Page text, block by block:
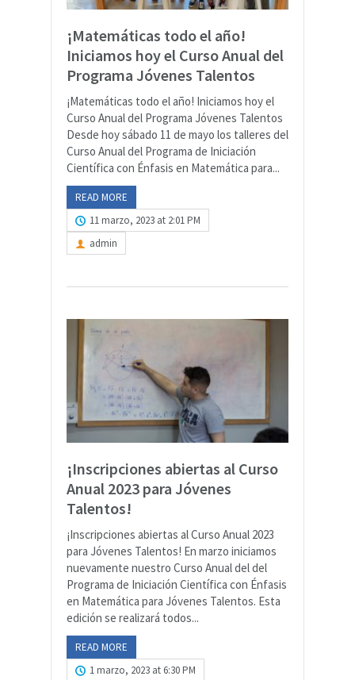
¡Matemáticas todo el año!
Iniciamos hoy el Curso Anual del
Programa Jóvenes Talentos
¡Matemáticas todo el año! Iniciamos hoy el
Curso Anual del Programa Jóvenes Talentos
Desde hoy sábado 11 de mayo los talleres del
Curso Anual del Programa de Iniciación
Científica con Énfasis en Matemática para...
READ MORE
11 marzo, 2023 at 2:01 PM
admin
¡Inscripciones abiertas al Curso
Anual 2023 para Jóvenes
Talentos!
¡Inscripciones abiertas al Curso Anual 2023
para Jóvenes Talentos! En marzo iniciamos
nuevamente nuestro Curso Anual del del
Programa de Iniciación Científica con Énfasis
en Matemática para Jóvenes Talentos. Esta
edición se realizará todos...
READ MORE
1 marzo, 2023 at 6:30 PM